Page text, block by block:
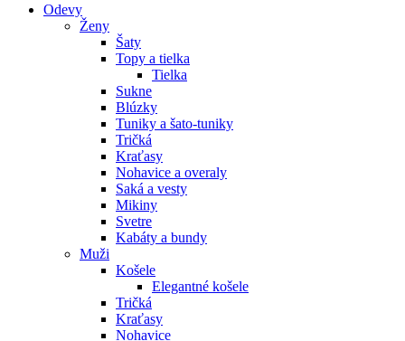
Odevy
Ženy
Šaty
Topy a tielka
Tielka
Sukne
Blúzky
Tuniky a šato-tuniky
Tričká
Kraťasy
Nohavice a overaly
Saká a vesty
Mikiny
Svetre
Kabáty a bundy
Muži
Košele
Elegantné košele
Tričká
Kraťasy
Nohavice